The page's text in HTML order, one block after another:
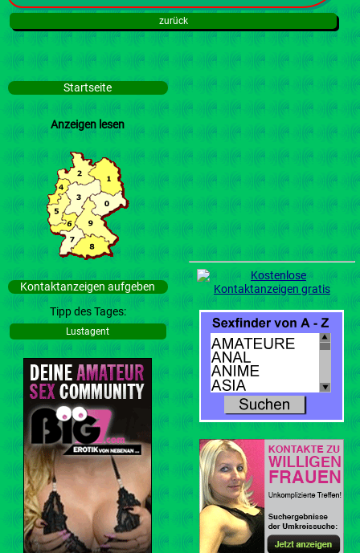
Startseite
Anzeigen lesen
Kontaktanzeigen aufgeben
Tipp des Tages:
Lustagent
zurück